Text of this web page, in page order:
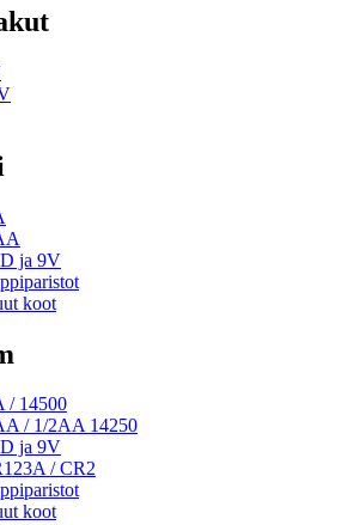
ja 9V
koot
/ 14500
/ 1/2AA 14250
ja 9V
/ CR2
koot